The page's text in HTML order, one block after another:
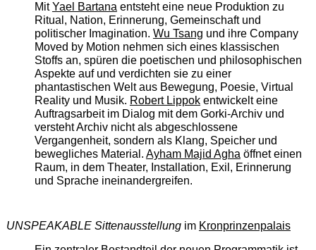
MitYael Bartanaentsteht eine neue Produktion zu
Ritual, Nation, Erinnerung, Gemeinschaft und
politischer Imagination. Wu Tsang und ihre Company
Moved by Motion nehmen sich eines klassischen
Stoffs an, spüren die poetischen und philosophischen
Aspekte auf und verdichten sie zu einer
phantastischen Welt aus Bewegung, Poesie, Virtual
Reality und Musik. Robert Lippokentwickelt eine
Auftragsarbeit im Dialog mit dem Gorki-Archiv und
versteht Archiv nicht als abgeschlossene
Vergangenheit, sondern als Klang, Speicher und
bewegliches Material. Ayham Majid Aghaöffnet einen
Raum, in dem Theater, Installation, Exil, Erinnerung
und Sprache ineinandergreifen.
UNSPEAKABLE Sittenausstellungim Kronprinzenpalais